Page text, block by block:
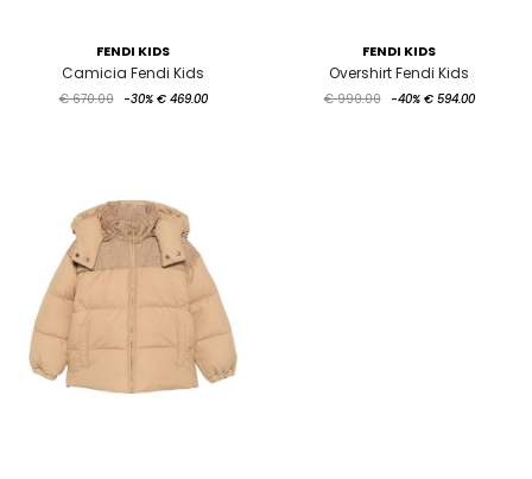
FENDI KIDS
Camicia Fendi Kids
€ 670.00 -30% € 469.00
FENDI KIDS
Overshirt Fendi Kids
€ 990.00 -40% € 594.00